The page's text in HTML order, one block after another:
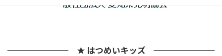
★ はつめいキッズ